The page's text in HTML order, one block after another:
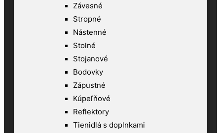
Závesné
Stropné
Nástenné
Stolné
Stojanové
Bodovky
Zápustné
Kúpeľňové
Reflektory
Tienidlá s doplnkami